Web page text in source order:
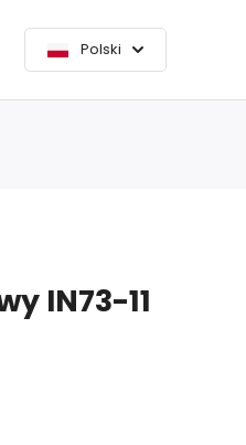
Polski
IN73-11